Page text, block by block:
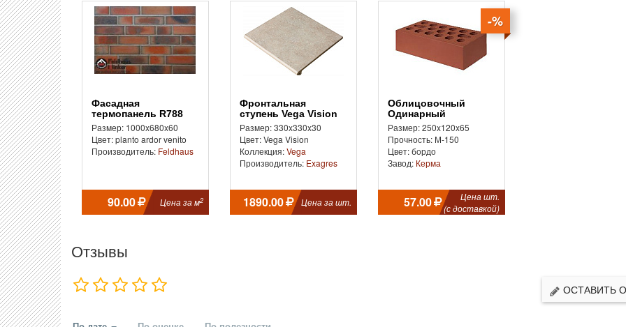
Фасадная
термопанель R788
planto ardor venito
Размер: 1000x680x60
Цвет: planto ardor venito
Производитель: Feldhaus
90.00 Цена за м2
Фронтальная
ступень Vega Vision
Размер: 330x330x30
Цвет: Vega Vision
Коллекция:Vega
Производитель: Exagres
1890.00 Цена за шт.
-%
Облицовочный
Одинарный
Размер: 250x120x65
Прочность: М-150
Цвет: бордо
Завод: Керма
57.00
Цена шт.
(с доставкой)
Отзывы
ОСТАВИТЬ